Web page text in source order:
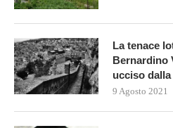
La tenace
Bernardino
ucciso dalla
9 Agosto 2021